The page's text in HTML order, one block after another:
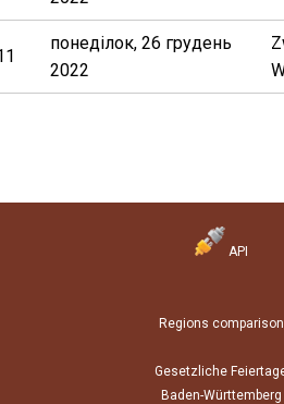
понеділок, 26 грудень
2022
API
Regions comparison
Gesetzliche
Baden-Württemberg